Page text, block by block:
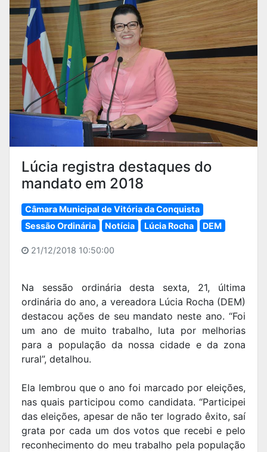
Lúcia registra destaques do
mandato em 2018
Câmara Municipal de Vitória da Conquista
Sessão Ordinária
Notícia Lúcia Rocha DEM
21/12/2018 10:50:00
Na sessão ordinária desta sexta, 21, última
ordinária do ano, a vereadora Lúcia Rocha (DEM)
destacou ações de seu mandato neste ano. “Foi
um ano de muito trabalho, luta por melhorias
para a população da nossa cidade e da zona
rural”, detalhou.
Ela lembrou que o ano foi marcado por eleições,
nas quais participou como candidata. “Participei
das eleições, apesar de não ter logrado êxito, saí
grata por cada um dos votos que recebi e pelo
reconhecimento do meu trabalho pela população